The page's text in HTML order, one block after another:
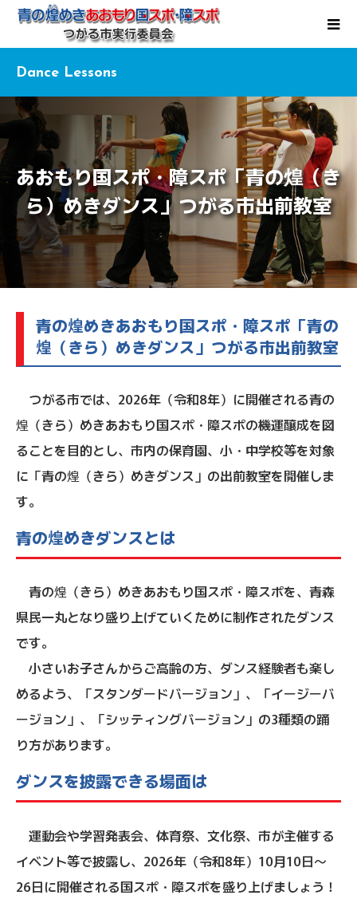
Dance Lessons
あおもり国スポ・障スポ「青の煌（き
ら）めきダンス」つがる市出前教室
青の煌めきあおもり国スポ・障スポ「青の
煌（きら）めきダンス」つがる市出前教室
つがる市では、2026年（令和8年）に開催される青の
煌（きら）めきあおもり国スポ・障スポの機運醸成を図
ることを目的とし、市内の保育園、小・中学校等を対象
に「青の煌（きら）めきダンス」の出前教室を開催しま
す。
青の煌めきダンスとは
青の煌（きら）めきあおもり国スポ・障スポを、青森
県民一丸となり盛り上げていくために制作されたダンス
です。
小さいお子さんからご高齢の方、ダンス経験者も楽し
めるよう、「スタンダードバージョン」、「イージーバ
ージョン」、「シッティングバージョン」の3種類の踊
り方があります。
ダンスを披露できる場面は
運動会や学習発表会、体育祭、文化祭、市が主催する
イベント等で披露し、2026年（令和8年）10月10日～
26日に開催される国スポ・障スポを盛り上げましょう！